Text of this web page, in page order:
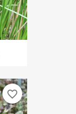
favorite_border